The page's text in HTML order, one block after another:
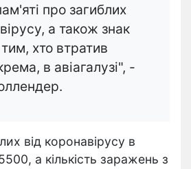
про загиблих
а також знак
хто втратив
в авіагалузі", -
від коронавірусу в
а кількість заражень з